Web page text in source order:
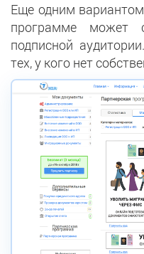
Еще одним
программе может
подписной
тех, у кого нет